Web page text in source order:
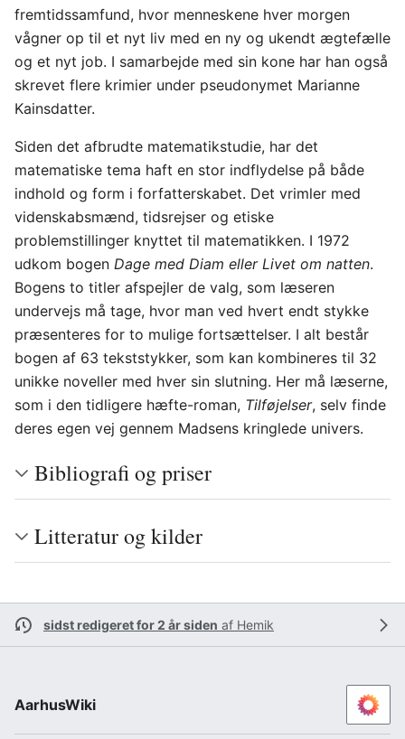
fremtidssamfund, hvor menneskene hver morgen
vågner op til et nyt liv med en ny og ukendt ægtefælle
og et nyt job. I samarbejde med sin kone har han også
skrevet flere krimier under pseudonymet Marianne
Kainsdatter.
Siden det afbrudte matematikstudie, har det
matematiske tema haft en stor indflydelse på både
indhold og form i forfatterskabet. Det vrimler med
videnskabsmænd, tidsrejser og etiske
problemstillinger knyttet til matematikken. I 1972
udkom bogen Dage med Diam eller Livet om natten.
Bogens to titler afspejler de valg, som læseren
undervejs må tage, hvor man ved hvert endt stykke
præsenteres for to mulige fortsættelser. I alt består
bogen af 63 tekststykker, som kan kombineres til 32
unikke noveller med hver sin slutning. Her må læserne,
som i den tidligere hæfte-roman, Tilføjelser, selv finde
deres egen vej gennem Madsens kringlede univers.
Bibliografi og priser
Litteratur og kilder
sidst redigeret for 2 år siden af Hemik
AarhusWiki